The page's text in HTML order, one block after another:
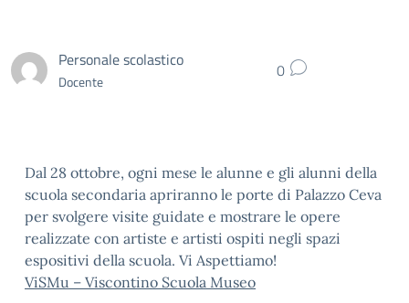
Personale scolastico
Docente 0
Dal 28 ottobre, ogni mese le alunne e gli alunni della
scuola secondaria apriranno le porte di Palazzo Ceva
per svolgere visite guidate e mostrare le opere
realizzate con artiste e artisti ospiti negli spazi
espositivi della scuola. Vi Aspettiamo!
ViSMu – Viscontino Scuola Museo